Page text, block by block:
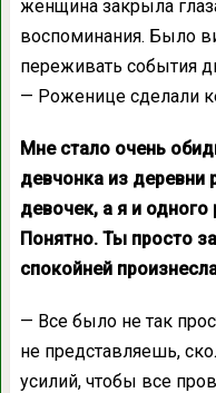
женщина закрыла
воспоминания. Было
переживать события
— Роженице сделали
Мне стало очень
девчонка из деревни
девочек, а я и
Понятно. Ты просто
спокойней
— Все было не так
не представляешь,
усилий, чтобы все